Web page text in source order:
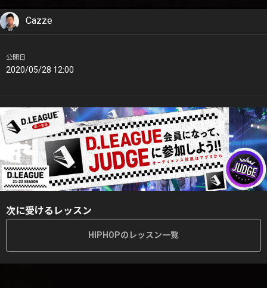
Cazze
公開日
2020/05/28 12:00
次に受けるレッスン
HIPHOPのレッスン一覧